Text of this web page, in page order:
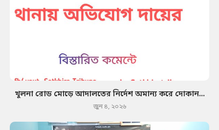
খুলনা রোড মোড়ে আদালতের নির্দেশ অমান্য করে দোকান...
জুন ৪, ২০২৬